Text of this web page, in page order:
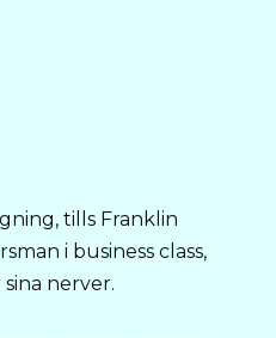
tills Franklin
i business class,
nerver.